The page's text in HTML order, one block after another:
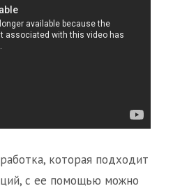
которая подходит
с ее помощью можно